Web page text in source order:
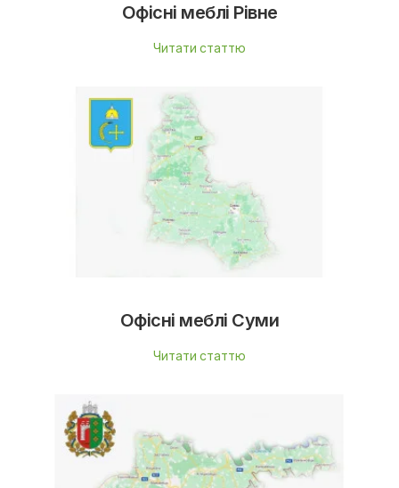
Офісні меблі Рівне
Читати статтю
Офісні меблі Суми
Читати статтю